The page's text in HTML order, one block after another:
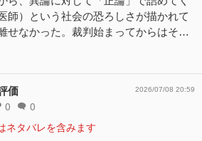
師）という社会の恐ろしさが描かれて
せなかった。裁判始まってからはそ…
価
0 0
2026/07/08 20:59
ネタバレを含みます